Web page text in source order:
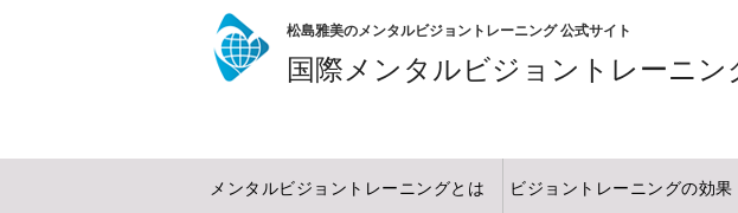
松島雅美のメンタルビジョントレーニング 公式サイト
国際メンタルビジョン トレーニン
メンタルビジョントレーニングとは ビジョントレーニングの効果